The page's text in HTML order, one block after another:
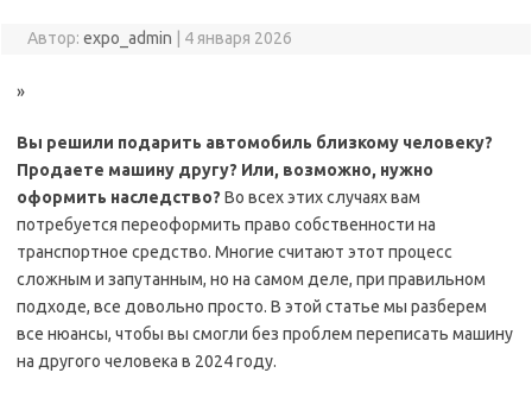
Автор: expo_admin 4 января 2026
»
Вы решили подарить автомобиль близкому человеку?
Продаете машину другу? Или, возможно, нужно
оформить наследство? Во всех этих случаях вам
потребуется переоформить право собственности на
транспортное средство. Многие считают этот процесс
сложным и запутанным, но на самом деле, при правильном
подходе, все довольно просто. В этой статье мы разберем
все нюансы, чтобы вы смогли без проблем переписать машину
на другого человека в 2024 году.